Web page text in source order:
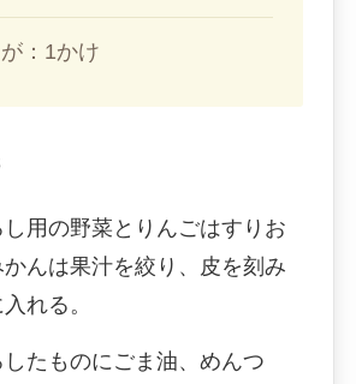
：1かけ
用の野菜とりんごはすりお
かんは果汁を絞り、皮を刻み
れる。
たものにごま油、めんつ